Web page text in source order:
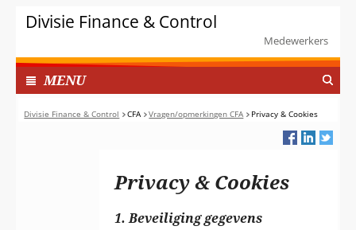
van
cookies
deze
website
toegestaan
inhoudDivisie Finance & Control
Medewerkers
MENUI
N
G
Divisie Finance & Control CFA Vragen/opmerkingen CFA Privacy & Cookies
Privacy & Cookies
1. Beveiliging gegevens